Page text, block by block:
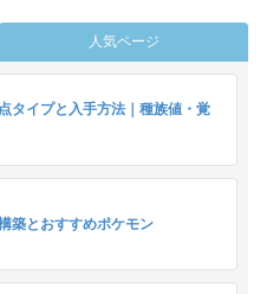
人気ページ
タイプと入手方法｜種族値・覚
築とおすすめポケモン